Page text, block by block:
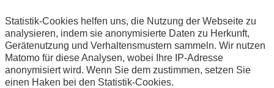
Handel und elektronische Kommunikation
Publikationen
zum Verein
Keine Nachrichten verfügbar.
Statistik-Cookies helfen uns, die Nutzung der Webseite zu
analysieren, indem sie anonymisierte Daten zu Herkunft,
Gerätenutzung und Verhaltensmustern sammeln. Wir nutzen
Matomo für diese Analysen, wobei Ihre IP-Adresse
anonymisiert wird. Wenn Sie dem zustimmen, setzen Sie
einen Haken bei den Statistik-Cookies.